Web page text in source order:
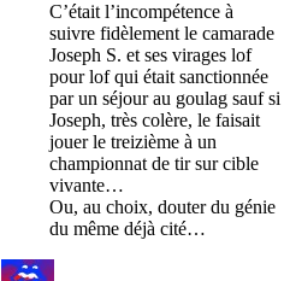
C’était l’incompétence à
suivre fidèlement le camarade
Joseph S. et ses virages lof
pour lof qui était sanctionnée
par un séjour au goulag sauf si
Joseph, très colère, le faisait
jouer le treizième à un
championnat de tir sur cible
vivante…
Ou, au choix, douter du génie
du même déjà cité…